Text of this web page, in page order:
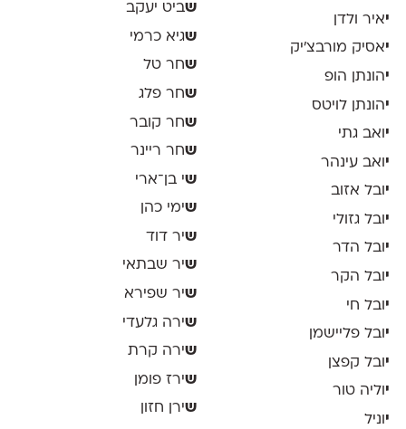
יאיר ולדן
יאסיק מורבצ'יק
יהונתן הופ
יהונתן לויטס
י ואב גתי
י ואב עינהר
יובל אזוב
י ובל גזולי
יובל הדר
י ובל הקר
י ובל חי
יובל פליישמן
י ובל קפצן
יוליה טור
י וניל
שביט יעקב
שגיא כרמי
שחר טל
שחר פלג
שחר קובר
שחר ריינר
שי בן־ארי
שימי כהן
שיר דוד
שיר שבתאי
שיר שפירא
שירה גלעדי
שירה קרת
שירז פומן
שירן חזון